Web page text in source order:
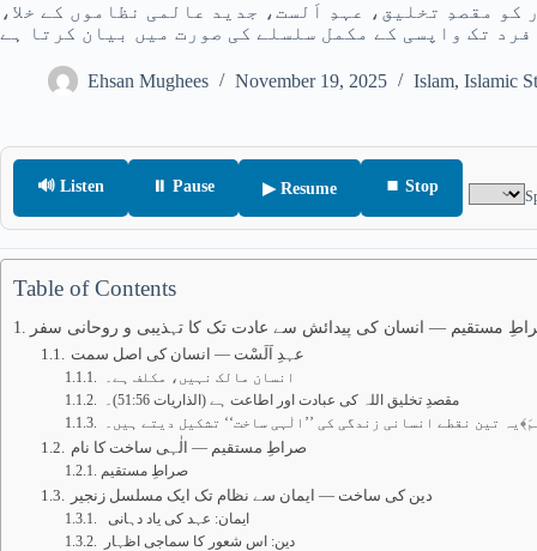
مقصدِ تخلیق، عہدِ اَلست، جدید عالمی نظاموں کے خلا،
تک واپسی کے مکمل سلسلے کی صورت میں بیان کرتا ہے
Ehsan Mughees November 19, 2025 Islam, Islamic
🔊 Listen ⏸ Pause ▶ Resume ⏹ Stop
Table of Contents
مستقیم — انسان کی پیدائش سے عادت تک کا تہذیبی و روحانی سفر
عہدِ اَلَسْت — انسان کی اصل سمت
انسان مالک نہیں، مکلف ہے۔
مقصدِ تخلیق اللہ کی عبادت اور اطاعت ہے (الذاریات 51:56)۔
تین نقطے انسانی زندگی کی ’’الٰہی ساخت‘‘ تشکیل دیتے ہیں۔
صراطِ مستقیم — الٰہی ساخت کا نام
صراطِ مستقیم
دین کی ساخت — ایمان سے نظام تک ایک مسلسل زنجیر
ایمان: عہد کی یاد دہانی
دین: اس شعور کا سماجی اظہار